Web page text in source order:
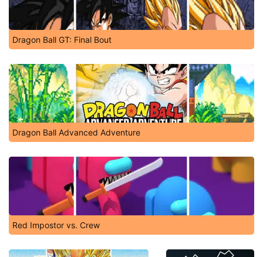
Dragon Ball GT: Final Bout
Dragon Ball Advanced Adventure
Red Impostor vs. Crew